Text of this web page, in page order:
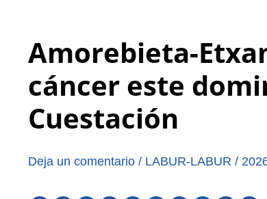
Amorebieta-
cáncer este
Cuestación
Deja un comentario / LABUR-LABUR /